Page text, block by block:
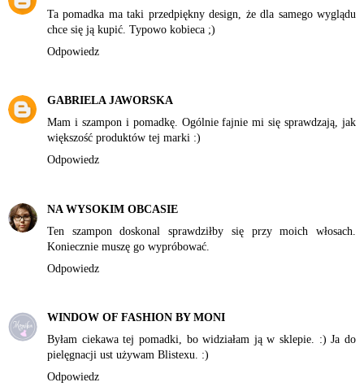
Ta pomadka ma taki przedpiękny design, że dla samego wyglądu
chce się ją kupić. Typowo kobieca ;)
Odpowiedz
GABRIELA JAWORSKA
Mam i szampon i pomadkę. Ogólnie fajnie mi się sprawdzają, jak
większość produktów tej marki :)
Odpowiedz
NA WYSOKIM OBCASIE
Ten szampon doskonal sprawdziłby się przy moich włosach.
Koniecznie muszę go wypróbować.
Odpowiedz
WINDOW OF FASHION BY MONI
Byłam ciekawa tej pomadki, bo widziałam ją w sklepie. :) Ja do
pielęgnacji ust używam Blistexu. :)
Odpowiedz